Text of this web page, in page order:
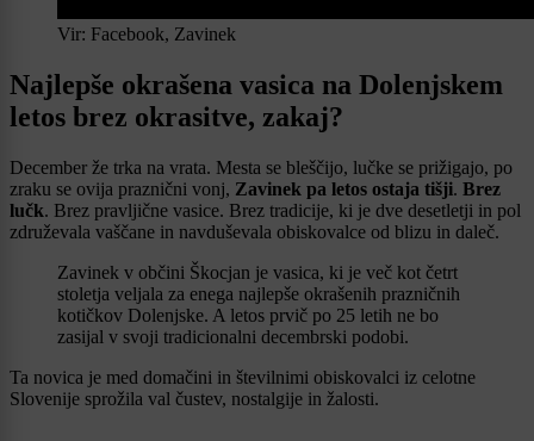
Vir: Facebook, Zavinek
Najlepše okrašena vasica na Dolenjskem
letos brez okrasitve, zakaj?
December že trka na vrata. Mesta se bleščijo, lučke se prižigajo, po
zraku se ovija praznični vonj, Zavinek pa letos ostaja tišji. Brez
lučk. Brez pravljične vasice. Brez tradicije, ki je dve desetletji in pol
združevala vaščane in navduševala obiskovalce od blizu in daleč.
Zavinek v občini Škocjan je vasica, ki je več kot četrt
stoletja veljala za enega najlepše okrašenih prazničnih
kotičkov Dolenjske. A letos prvič po 25 letih ne bo
zasijal v svoji tradicionalni decembrski podobi.
Ta novica je med domačini in številnimi obiskovalci iz celotne
Slovenije sprožila val čustev, nostalgije in žalosti.